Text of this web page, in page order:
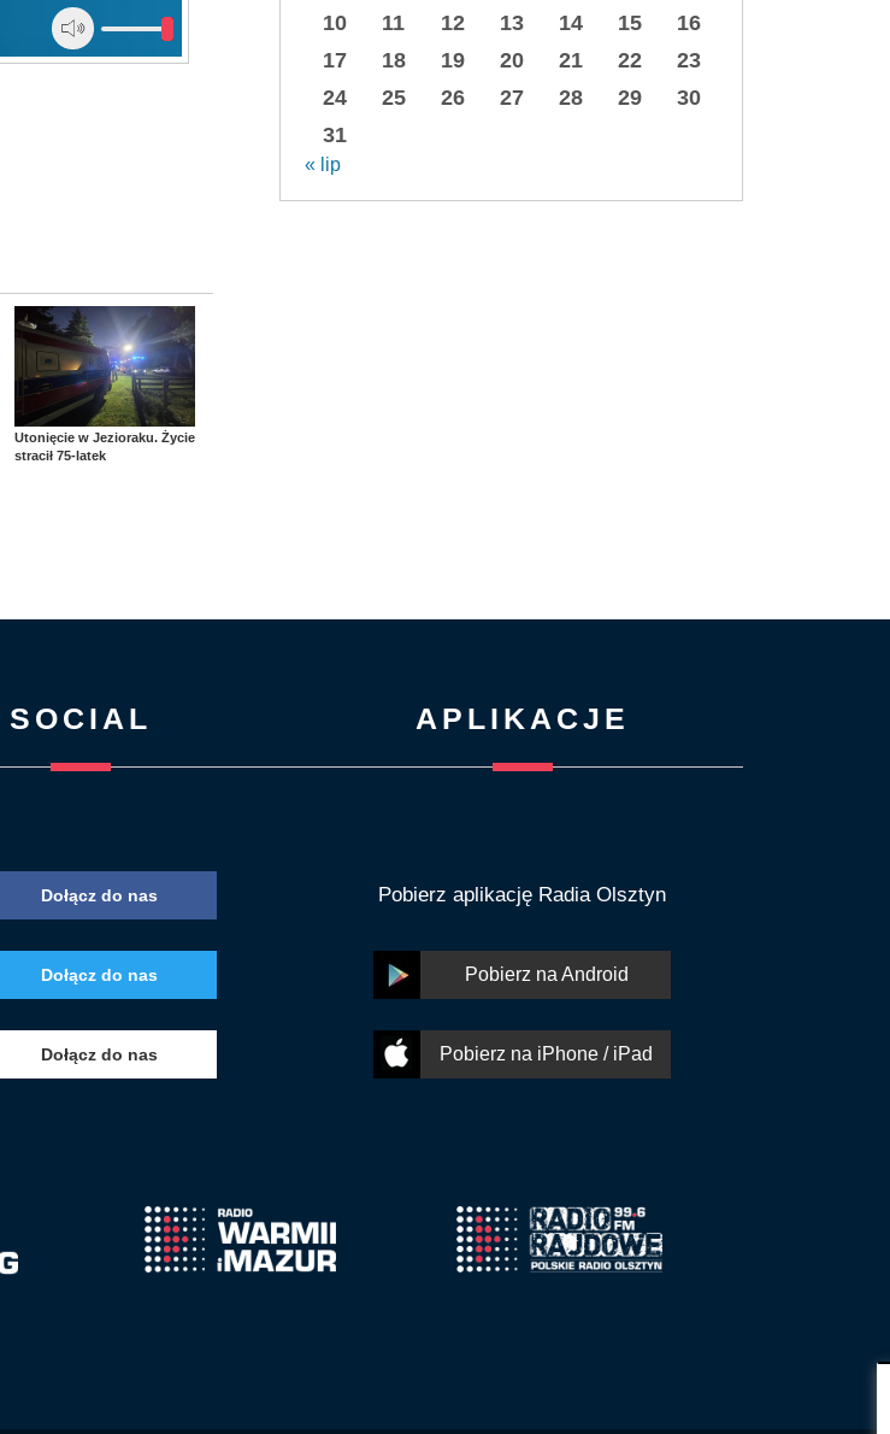
Utonięcie w Jezioraku. Życie
stracił 75-latek
10
11 12 13 14 15
16
17
18 19 20 21 22
23
24
25 26 27 28 29
30
31
« lip
SOCIAL
Dołącz do nas
Dołącz do nas
Dołącz do nas
APLIKACJE
Pobierz aplikację Radia Olsztyn
Pobierz na Android
Pobierz na iPhone / iPad